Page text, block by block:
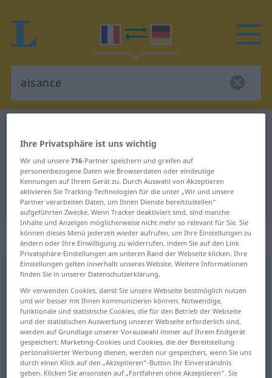
Französisch-Deutsch Übersetzung
für "aisance"
"aisance" Deutsch Übersetzung
„aisance“: féminin
aisance [ɛzɑ̃s]f
Übersicht aller Übersetzungen
(Für mehr Details die Übersetzung anklicken/antippen)
Gewandtheit, Leichtigkeit
Wohlstand, Wohlhabenheit
Ihre Privatsphäre ist uns wichtig
Wir und unsere716-Partner speichern und greifen auf
personenbezogene Daten wie Browserdaten oder eindeutige
Kennungen auf Ihrem Gerät zu. Durch Auswahl von Akzeptieren
aktivieren Sie Tracking-Technologien für die unter „Wir und unsere
Partner verarbeiten Daten, um Ihnen Dienste bereitzustellen“
aufgeführten Zwecke. Wenn Tracker deaktiviert sind, sind manche
Inhalte und Anzeigen möglicherweise nicht mehr so relevant für Sie. Sie
können dieses Menü jederzeit wieder aufrufen, um Ihre Einstellungen zu
ändern oder Ihre Einwilligung zu widerrufen, indem Sie auf den Link
Privatsphäre-Einstellungen am unteren Rand der Webseite klicken. Ihre
Einstellungen gelten innerhalb unseres Website. Weitere Informationen
finden Sie in unserer Datenschutzerklärung.
Wir verwenden Cookies, damit Sie unsere Webseite bestmöglich nutzen
und wir besser mit Ihnen kommunizieren können. Notwendige,
funktionale und statistische Cookies, die für den Betrieb der Webseite
und der statistischen Auswertung unserer Webseite erforderlich sind,
werden auf Grundlage unserer Vorauswahl immer auf Ihrem Endgerät
gespeichert. Marketing-Cookies und Cookies, die der Bereitstellung
personalisierter Werbung dienen, werden nur gespeichert, wenn Sie uns
durch einen Klick auf den „Akzeptieren“-Button Ihr Einverständnis
geben. Klicken Sie ansonsten auf „Fortfahren ohne Akzeptieren“. Sie